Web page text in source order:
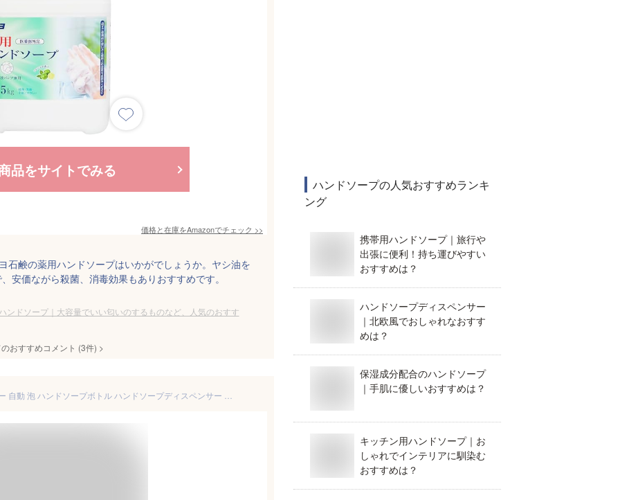
品をサイトでみる
価格と在庫をAmazonでチェック >>
石鹸の薬用ハンドソープはいかがでしょうか。ヤシ油を
安価ながら殺菌、消毒効果もありおすすめです。
ンドソープ｜大容量でいい匂いのするものなど、人気のおすす
おすすめコメント (3件) >
ハンドソープの人気おすすめランキ
ング
携帯用ハンドソープ｜旅行や
出張に便利！持ち運びやすい
おすすめは？
ハンドソープディスペンサー
｜北欧風でおしゃれなおすす
めは？
保湿成分配合のハンドソープ
｜手肌に優しいおすすめは？
キッチン用ハンドソープ｜お
しゃれでインテリアに馴染む
おすすめは？